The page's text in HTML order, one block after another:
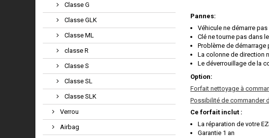
Classe G
Classe GLK
Classe ML
classe R
Classe S
Classe SL
Classe SLK
Verrou
Airbag
Pannes:
Véhicule ne démarre pas
Clé ne tourne pas dans
Problème de démarrage
La colonne de direction
Le déverrouillage de la
Option:
Forfait nettoyage à
Possibilité de commander
Ce forfait inclut :
La réparation de votre
Garantie 1 an